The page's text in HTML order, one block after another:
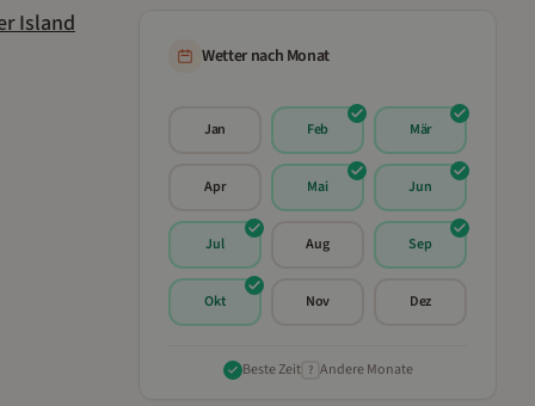
Island
Wetter nach Monat
Jan Feb Mär
Apr Mai Jun
Jul Aug Sep
Okt Nov Dez
Beste Zeit ? Andere Monate